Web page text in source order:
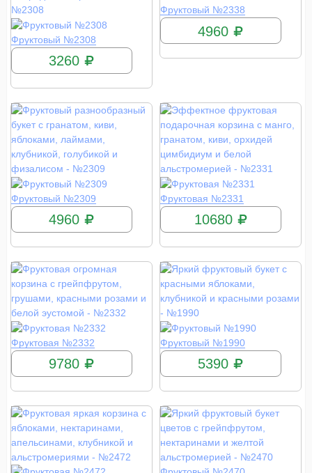
Фруктовый №2308
КУПИТЬ
3260
Фруктовый №2338
КУПИТЬ
4960
Фруктовый №2309
КУПИТЬ
4960
Фруктовая №2331
КУПИТЬ
10680
Фруктовая №2332
КУПИТЬ
9780
Фруктовый №1990
КУПИТЬ
5390